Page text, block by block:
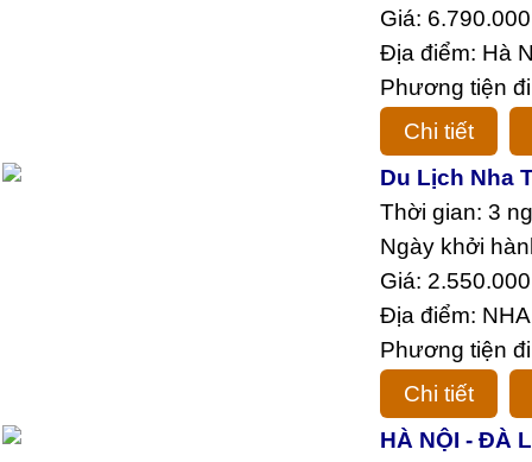
Giá: 6.790.000
Địa điểm: Hà
Phương tiện
Chi tiết
Du Lịch Nha
Thời gian: 3
Ngày khởi
Giá: 2.550.000
Địa điểm:
Phương tiện
Chi tiết
HÀ NỘI - ĐÀ